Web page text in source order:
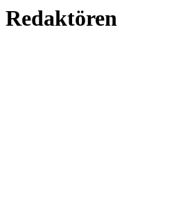
Redaktören